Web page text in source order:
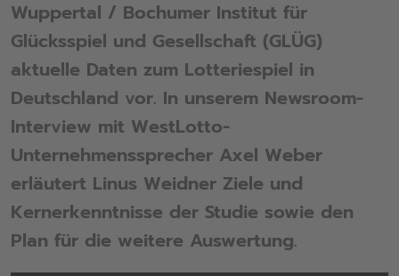
Wuppertal / Bochumer Institut für
Glücksspiel und Gesellschaft (GLÜG)
aktuelle Daten zum Lotteriespiel in
Deutschland vor. In unserem Newsroom-
Interview mit WestLotto-
Unternehmenssprecher Axel Weber
erläutert Linus Weidner Ziele und
Kernerkenntnisse der Studie sowie den
Plan für die weitere Auswertung.